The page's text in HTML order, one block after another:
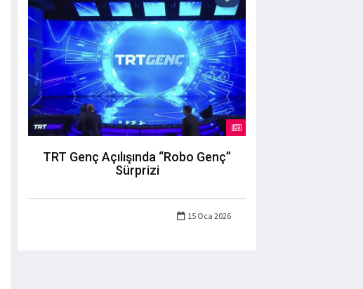
TRT Genç Açılışında “Robo Genç”
Sürprizi
15 Oca 2026